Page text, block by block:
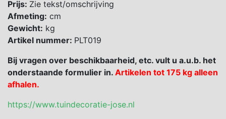
Prijs: Zie tekst/omschrijving
Afmeting: cm
Gewicht: kg
Artikel nummer: PLT019
Bij vragen over beschikbaarheid, etc. vult u a.u.b. het
onderstaande formulier in. Artikelen tot 175 kg alleen
afhalen.
https://www.tuindecoratie-jose.nl